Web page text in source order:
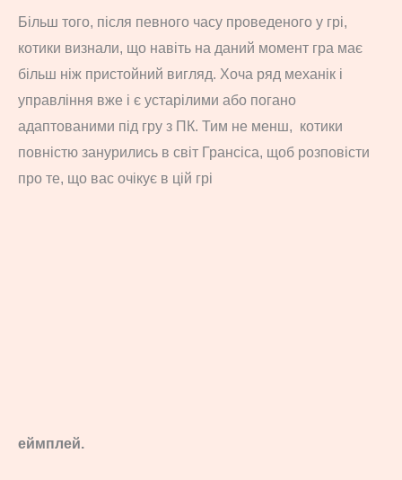
Більш того, після певного часу проведеного у грі,
котики визнали, що навіть на даний момент гра має
більш ніж пристойний вигляд. Хоча ряд механік і
управління вже і є устарілими або погано
адаптованими під гру з ПК. Тим не менш, котики
повністю занурились в світ Грансіса, щоб розповісти
про те, що вас очікує в цій грі
еймплей.